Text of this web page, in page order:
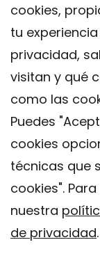
cookies,
tu
privacidad,
visitan y qué
como las
Puedes
cookies
técnicas que
cookies".
nuestra
de privacidad.
Contacto
Política de privacidad
Política de Cookies